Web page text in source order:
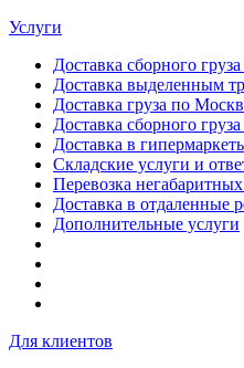
Услуги
Доставка сборного
Доставка выделенным
Доставка груза по
Доставка сборного
Доставка в
Складские услуги и
Перевозка негабаритных
Доставка в отдаленные
Дополнительные услуги
Для клиентов